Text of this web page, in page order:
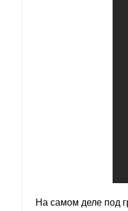
На самом деле под